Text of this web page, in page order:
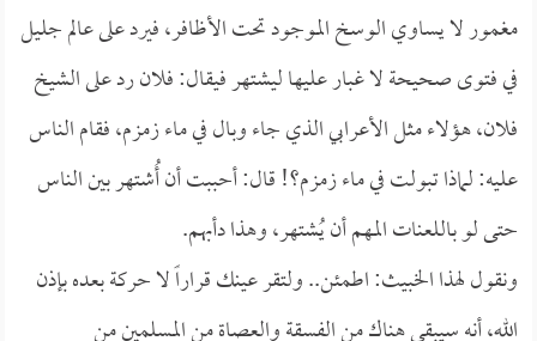
مغمور لا يساوي الوسخ الموجود تحت الأظافر، فيرد على عالم جليل
في فتوى صحيحة لا غبار عليها ليشتهر فيقال: فلان رد على الشيخ
فلان، هؤلاء مثل الأعرابي الذي جاء وبال في ماء زمزم، فقام الناس
عليه: لماذا تبولت في ماء زمزم؟! قال: أحببت أن أُشتهر بين الناس
حتى لو باللعنات المهم أن يُشتهر، وهذا دأبهم.
ونقول لهذا الخبيث: اطمئن.. ولتقر عينك قراراً لا حركة بعده بإذن